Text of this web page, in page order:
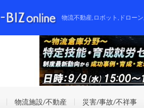
物流不動産,ロボット,ドロー
物流施設/不動産 災害/事故/不祥事